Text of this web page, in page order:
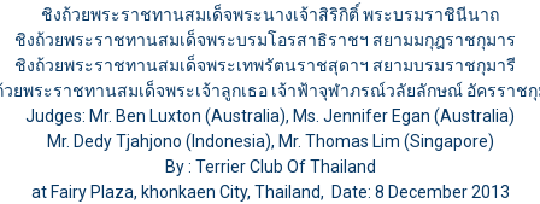
ชิงถ้วยพระราชทานสมเด็จพระนางเจ้าสิริกิติ์ พระบรมราชินีนาถ
ชิงถ้วยพระราชทานสมเด็จพระบรมโอรสาธิราชฯ สยามมกุฎราชกุมาร
ชิงถ้วยพระราชทานสมเด็จพระเทพรัตนราชสุดาฯ สยามบรมราชกุมารี
ยพระราชทานสมเด็จพระเจ้าลูกเธอ เจ้าฟ้าจุฬาภรณ์วลัยลักษณ์ อัครราช
Judges: Mr. Ben Luxton (Australia), Ms. Jennifer Egan (Australia)
Mr. Dedy Tjahjono (Indonesia), Mr. Thomas Lim (Singapore)
By : Terrier Club Of Thailand
at Fairy Plaza, khonkaen City, Thailand, Date: 8 December 2013